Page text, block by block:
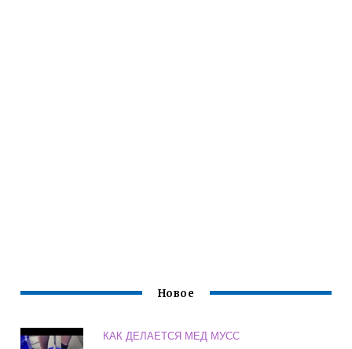
Новое
КАК ДЕЛАЕТСЯ МЕД МУСС